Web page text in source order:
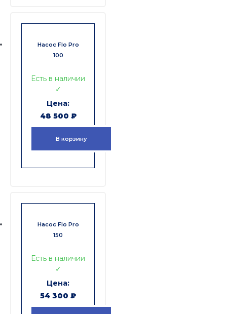
Насос Flo Pro
100
Есть в наличии
✓
48 500 ₽
В корзину
Насос Flo Pro
150
Есть в наличии
✓
54 300 ₽